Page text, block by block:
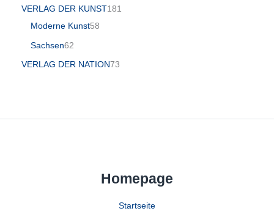
VERLAG DER KUNST181
Moderne Kunst58
Sachsen62
VERLAG DER NATION73
Homepage
Startseite